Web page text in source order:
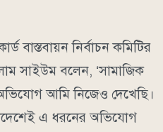
বাস্তবায়ন নির্বাচন কমিটির
সাইউম বলেন, ‘সামাজিক
আমি নিজেও দেখেছি।
এ ধরনের অভিযোগ